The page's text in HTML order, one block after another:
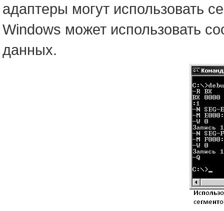
адаптеры могут использовать
Windows может использовать
данных.